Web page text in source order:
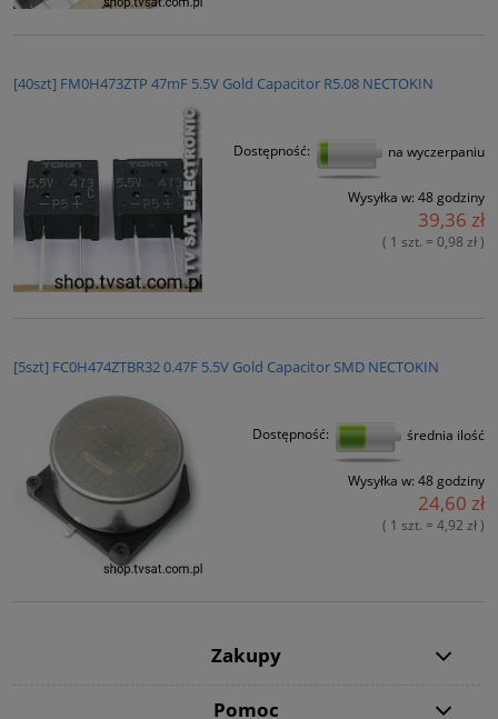
[40szt] FM0H473ZTP 47mF 5.5V Gold Capacitor R5.08 NECTOKIN
Dostępność: na wyczerpaniu
Wysyłka w: 48 godziny
39,36 zł
( 1 szt. = 0,98 zł )
[5szt] FC0H474ZTBR32 0.47F 5.5V Gold Capacitor SMD NECTOKIN
Dostępność: średnia ilość
Wysyłka w: 48 godziny
24,60 zł
( 1 szt. = 4,92 zł )
Zakupy
Pomoc